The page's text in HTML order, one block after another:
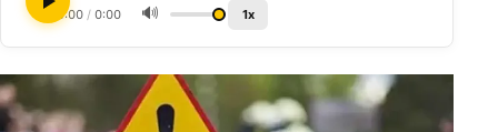
0:00 / 0:00 🔊 1x